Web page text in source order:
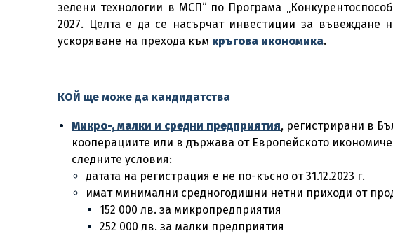
зелени технологии в МСП“ по Програма
2027. Целта е да се насърчат инвестиции за въвеждане
ускоряване на прехода към кръгова икономика.
КОЙ ще може да кандидатства
Микро-, малки и средни предприятия, регистрирани в
кооперациите или в държава от Европейското
следните условия:
датата на регистрация е не по-късно от 31.12.2023 г.
имат минимални средногодишни нетни приходи от
152 000 лв. за микропредприятия
252 000 лв. за малки предприятия